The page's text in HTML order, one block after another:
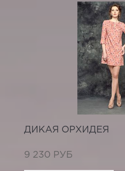
ДИКАЯ ОРХИДЕЯ
9 230 РУБ